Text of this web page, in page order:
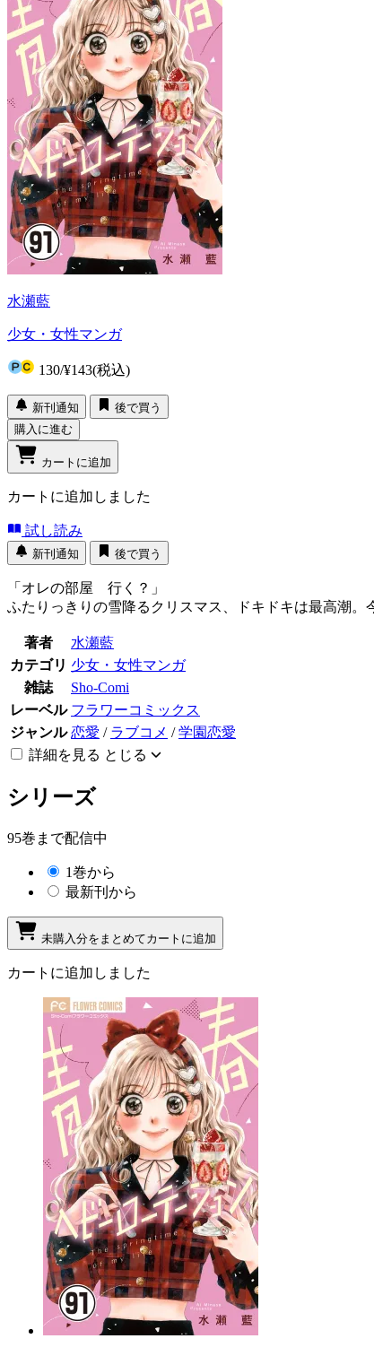
水瀬藍
少女・女性マンガ
130/¥143(税込)
新刊通知
後で買う
購入に進む
カートに追加
カートに追加しました
試し読み
新刊通知 後で買う
「オレの部屋 行く？」
ふたりっきりの雪降るクリスマス、ドキドキは最高潮
著者
水瀬藍
カテゴリ 少女・女性マンガ
雑誌
Sho-Comi
レーベル フラワーコミックス
ジャンル 恋愛 / ラブコメ /学園恋愛
詳細を見る とじる
シリーズ
95巻まで配信中
1巻から
最新刊から
未購入分をまとめてカートに追加
カートに追加しました